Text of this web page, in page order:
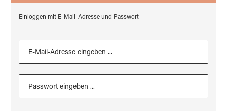
Einloggen mit E-Mail-Adresse und Passwort